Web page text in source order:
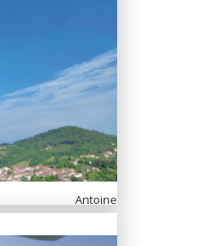
Antoine